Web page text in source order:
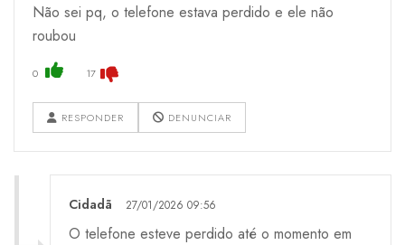
Não sei pq, o telefone estava perdido e ele não
roubou
0 17
RESPONDER DENUNCIAR
Cidadã 27/01/2026 09:56
O telefone esteve perdido até o momento em